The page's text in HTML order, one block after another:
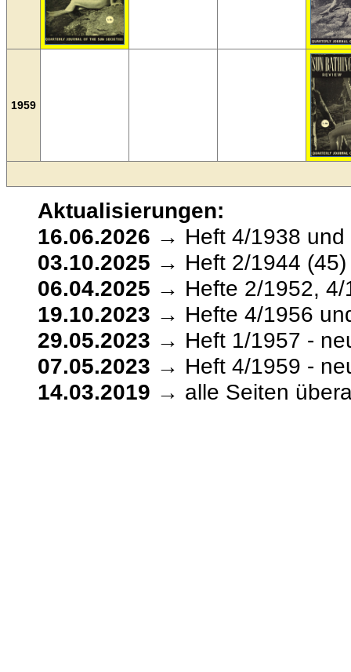
1959
Aktualisierungen:
16.06.2026 → Heft 4/1938 und
03.10.2025 → Heft 2/1944 (45)
06.04.2025 → Hefte 2/1952, 4/
19.10.2023 → Hefte 4/1956
29.05.2023 → Heft 1/1957 -
07.05.2023 → Heft 4/1959 -
14.03.2019 → alle Seiten